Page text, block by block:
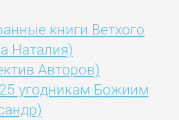
книги Ветхого
Наталия)
Авторов)
угодникам Божиим